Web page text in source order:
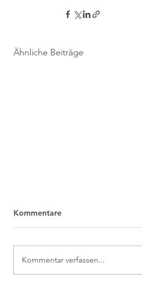
Ähnliche Beiträge
Schaulauf im Fuchspelz
Kommentare
Kommentar verfassen...